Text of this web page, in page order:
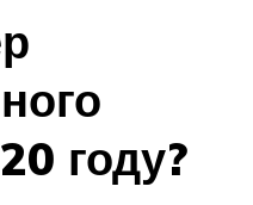
году?